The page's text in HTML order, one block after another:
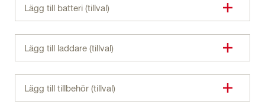
Lägg till batteri (tillval)
Lägg till laddare (tillval)
Lägg till tillbehör (tillval)